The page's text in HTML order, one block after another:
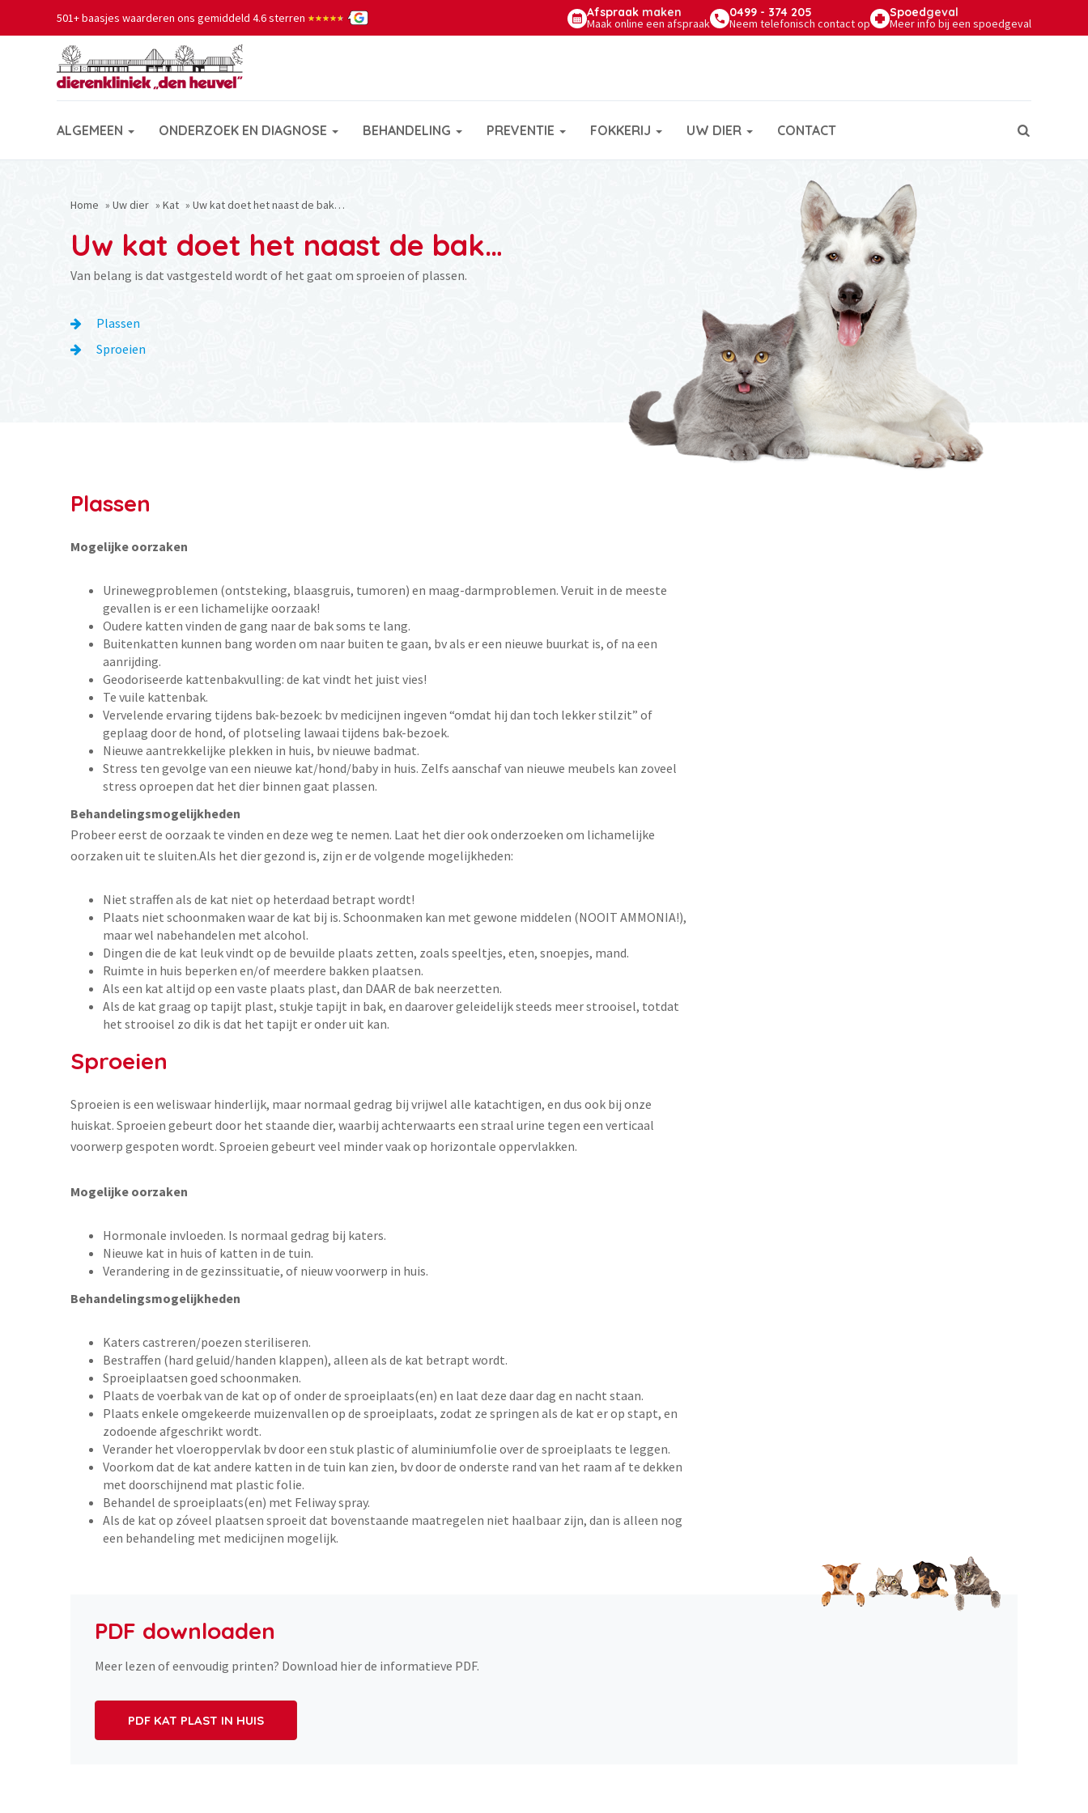
501+ baasjes waarderen ons gemiddeld 4.6 sterren ★★★★★
★★★★★ Afspraak maken
Maak online een afspraak
0499 - 374 205
Neem telefonisch contact op
Spoedgeval
Meer info bij een spoedgeval
ALGEMEEN ONDERZOEK EN DIAGNOSE BEHANDELING PREVENTIE FOKKERIJ UW DIER CONTACT
Home » Uw dier » Kat » Uw kat doet het naast de bak…
Uw kat doet het naast de bak…
Van belang is dat vastgesteld wordt of het gaat om sproeien of plassen.
Plassen
Sproeien
Plassen
Mogelijke oorzaken
Urinewegproblemen (ontsteking, blaasgruis, tumoren) en maag-darmproblemen. Veruit in de meeste
gevallen is er een lichamelijke oorzaak!
Oudere katten vinden de gang naar de bak soms te lang.
Buitenkatten kunnen bang worden om naar buiten te gaan, bv als er een nieuwe buurkat is, of na een
aanrijding.
Geodoriseerde kattenbakvulling: de kat vindt het juist vies!
Te vuile kattenbak.
Vervelende ervaring tijdens bak-bezoek: bv medicijnen ingeven “omdat hij dan toch lekker stilzit” of
geplaag door de hond, of plotseling lawaai tijdens bak-bezoek.
Nieuwe aantrekkelijke plekken in huis, bv nieuwe badmat.
Stress ten gevolge van een nieuwe kat/hond/baby in huis. Zelfs aanschaf van nieuwe meubels kan zoveel
stress oproepen dat het dier binnen gaat plassen.
Behandelingsmogelijkheden
Probeer eerst de oorzaak te vinden en deze weg te nemen. Laat het dier ook onderzoeken om lichamelijke
oorzaken uit te sluiten.Als het dier gezond is, zijn er de volgende mogelijkheden:
Niet straffen als de kat niet op heterdaad betrapt wordt!
Plaats niet schoonmaken waar de kat bij is. Schoonmaken kan met gewone middelen (NOOIT AMMONIA!),
maar wel nabehandelen met alcohol.
Dingen die de kat leuk vindt op de bevuilde plaats zetten, zoals speeltjes, eten, snoepjes, mand.
Ruimte in huis beperken en/of meerdere bakken plaatsen.
Als een kat altijd op een vaste plaats plast, dan DAAR de bak neerzetten.
Als de kat graag op tapijt plast, stukje tapijt in bak, en daarover geleidelijk steeds meer strooisel, totdat
het strooisel zo dik is dat het tapijt er onder uit kan.
Sproeien
Sproeien is een weliswaar hinderlijk, maar normaal gedrag bij vrijwel alle katachtigen, en dus ook bij onze
huiskat. Sproeien gebeurt door het staande dier, waarbij achterwaarts een straal urine tegen een verticaal
voorwerp gespoten wordt. Sproeien gebeurt veel minder vaak op horizontale oppervlakken.
Mogelijke oorzaken
Hormonale invloeden. Is normaal gedrag bij katers.
Nieuwe kat in huis of katten in de tuin.
Verandering in de gezinssituatie, of nieuw voorwerp in huis.
Behandelingsmogelijkheden
Katers castreren/poezen steriliseren.
Bestraffen (hard geluid/handen klappen), alleen als de kat betrapt wordt.
Sproeiplaatsen goed schoonmaken.
Plaats de voerbak van de kat op of onder de sproeiplaats(en) en laat deze daar dag en nacht staan.
Plaats enkele omgekeerde muizenvallen op de sproeiplaats, zodat ze springen als de kat er op stapt, en
zodoende afgeschrikt wordt.
Verander het vloeroppervlak bv door een stuk plastic of aluminiumfolie over de sproeiplaats te leggen.
Voorkom dat de kat andere katten in de tuin kan zien, bv door de onderste rand van het raam af te dekken
met doorschijnend mat plastic folie.
Behandel de sproeiplaats(en) met Feliway spray.
Als de kat op zóveel plaatsen sproeit dat bovenstaande maatregelen niet haalbaar zijn, dan is alleen nog
een behandeling met medicijnen mogelijk.
PDF downloaden
Meer lezen of eenvoudig printen? Download hier de informatieve PDF.
PDF KAT PLAST IN HUIS